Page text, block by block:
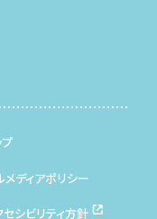
メディアポリシー
セシビリティ方針